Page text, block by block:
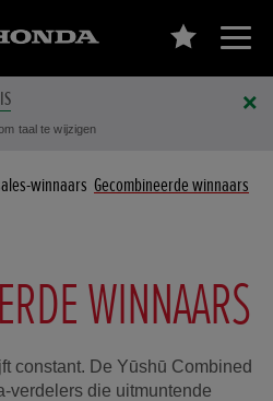
taal te wijzigen
winnaars Gecombineerde winnaars
WINNAARS
constant. De Yūshū Combined
verdelers die uitmuntende